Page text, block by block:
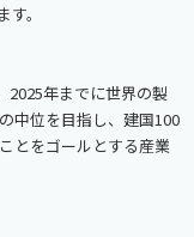
。
2025年までに世界の製
中位を目指し、建国100
とをゴールとする産業